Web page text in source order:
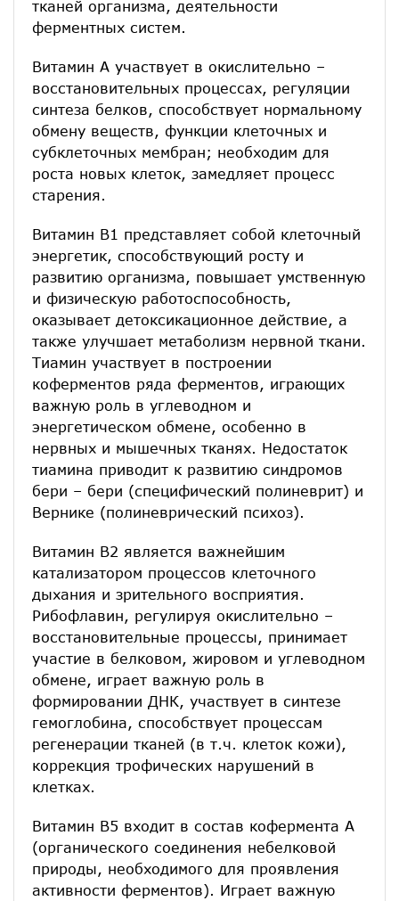
тканей организма, деятельности
ферментных систем.
Витамин А участвует в окислительно –
восстановительных процессах, регуляции
синтеза белков, способствует нормальному
обмену веществ, функции клеточных и
субклеточных мембран; необходим для
роста новых клеток, замедляет процесс
старения.
Витамин В1 представляет собой клеточный
энергетик, способствующий росту и
развитию организма, повышает умственную
и физическую работоспособность,
оказывает детоксикационное действие, а
также улучшает метаболизм нервной ткани.
Тиамин участвует в построении
коферментов ряда ферментов, играющих
важную роль в углеводном и
энергетическом обмене, особенно в
нервных и мышечных тканях. Недостаток
тиамина приводит к развитию синдромов
бери – бери (специфический полиневрит) и
Вернике (полиневрический психоз).
Витамин В2 является важнейшим
катализатором процессов клеточного
дыхания и зрительного восприятия.
Рибофлавин, регулируя окислительно –
восстановительные процессы, принимает
участие в белковом, жировом и углеводном
обмене, играет важную роль в
формировании ДНК, участвует в синтезе
гемоглобина, способствует процессам
регенерации тканей (в т.ч. клеток кожи),
коррекция трофических нарушений в
клетках.
Витамин В5 входит в состав кофермента А
(органического соединения небелковой
природы, необходимого для проявления
активности ферментов). Играет важную